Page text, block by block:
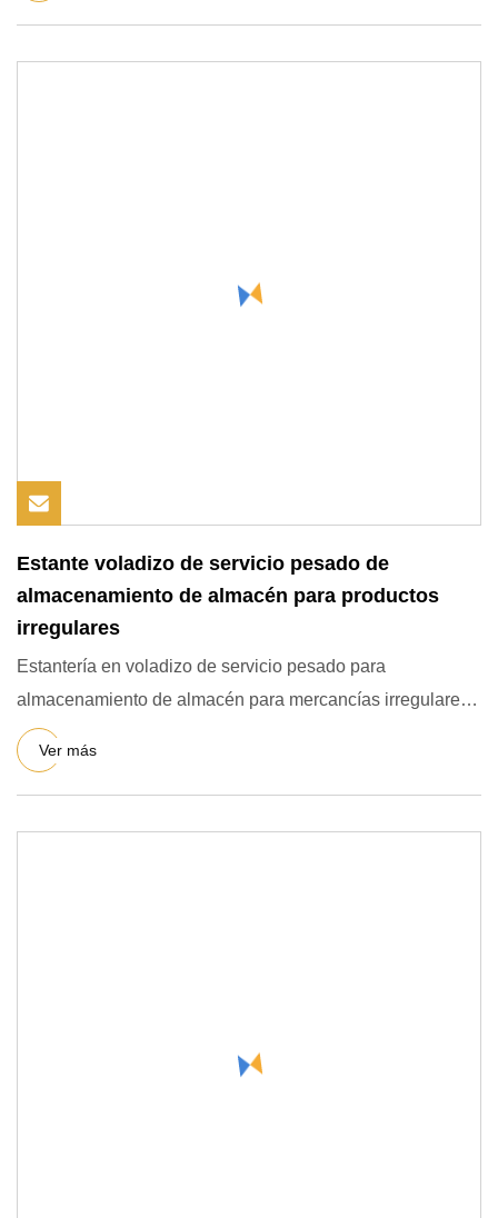
Estante voladizo de servicio pesado de
almacenamiento de almacén para productos
irregulares
Estantería en voladizo de servicio pesado para
almacenamiento de almacén para mercancías irregulares
La estantería en v
Ver más